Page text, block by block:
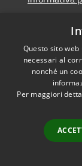
RSS
Questo sito
necessari al
nonché un
Per maggiori